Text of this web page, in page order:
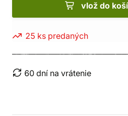
vlož do
25 ks predaných
60 dní na vrátenie